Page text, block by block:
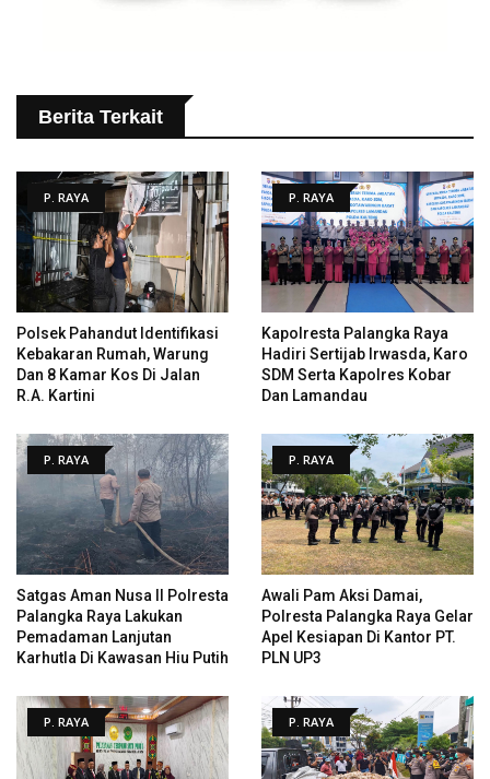
Berita Terkait
P. RAYA
Polsek Pahandut Identifikasi
Kebakaran Rumah, Warung
Dan 8 Kamar Kos Di Jalan
R.A. Kartini
P. RAYA
Kapolresta Palangka Raya
Hadiri Sertijab Irwasda, Karo
SDM Serta Kapolres Kobar
Dan Lamandau
P. RAYA
Satgas Aman Nusa II Polresta
Palangka Raya Lakukan
Pemadaman Lanjutan
Karhutla Di Kawasan Hiu Putih
P. RAYA
Awali Pam Aksi Damai,
Polresta Palangka Raya Gelar
Apel Kesiapan Di Kantor PT.
PLN UP3
P. RAYA P. RAYA